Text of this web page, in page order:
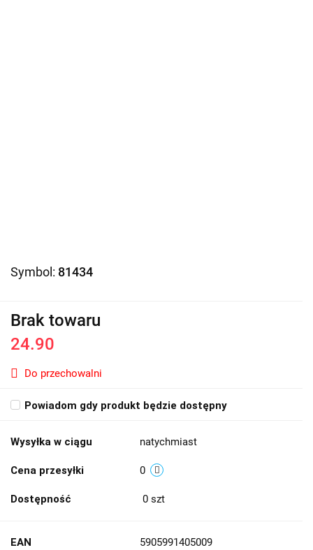
Symbol: 81434
Brak towaru
24.90
Do przechowalni
Powiadom gdy produkt będzie dostępny
Wysyłka w ciągu natychmiast
Cena przesyłki 0
Dostępność 0 szt
EAN 5905991405009